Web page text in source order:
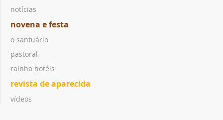
notícias
novena e festa
o santuário
pastoral
rainha hotéis
revista de aparecida
vídeos